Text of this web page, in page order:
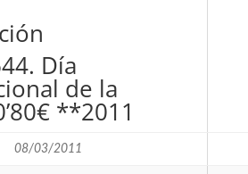
Día
de la
**2011
08/03/2011